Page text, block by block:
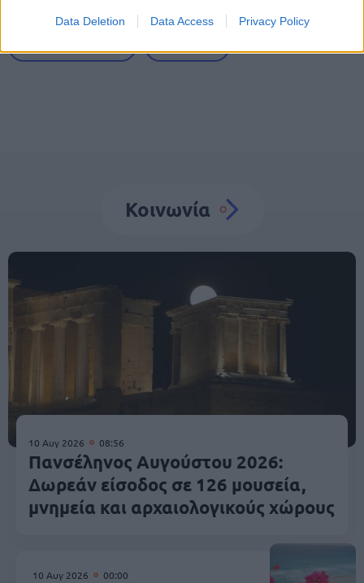
Data Deletion Data Access Privacy Policy
Κοινωνία
10 Αυγ 2026 08:56
Πανσέληνος Αυγούστου 2026:
Δωρεάν είσοδος σε 126 μουσεία,
μνημεία και αρχαιολογικούς χώρους
10 Αυγ 2026 00:00